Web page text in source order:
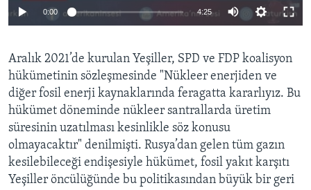
0:00 4:25
Aralık 2021’de kurulan Yeşiller, SPD ve FDP koalisyon
hükümetinin sözleşmesinde "Nükleer enerjiden ve
diğer fosil enerji kaynaklarında feragatta kararlıyız. Bu
hükümet döneminde nükleer santrallarda üretim
süresinin uzatılması kesinlikle söz konusu
olmayacaktır" denilmişti. Rusya’dan gelen tüm gazın
kesilebileceği endişesiyle hükümet, fosil yakıt karşıtı
Yeşiller öncülüğünde bu politikasından büyük bir geri